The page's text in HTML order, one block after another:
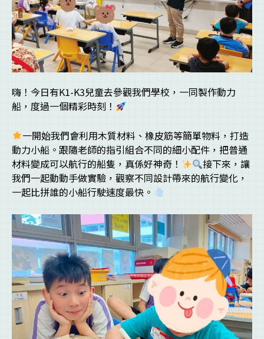
嗨！今日有K1-K3兒童去參觀我們學校，一同製作動力
船，度過一個精彩時刻！
一開始我們會利用木質材料、橡皮筋等簡單物料，打造
動力小船。跟隨老師的指引組合不同的細小配件，把普通
材料變成可以航行的船隻，真係好神奇！
接下來，讓
我們一起動動手做實驗，觀察不同設計帶來的航行變化，
一起比拼誰的小船行駛速度最快。